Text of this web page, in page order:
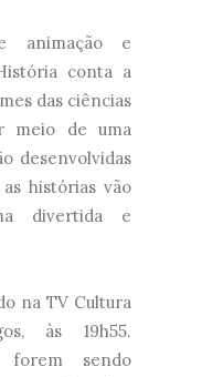
animação e
conta a
das ciências
meio de uma
desenvolvidas
histórias vão
divertida e
na TV Cultura
às 19h55.
forem sendo